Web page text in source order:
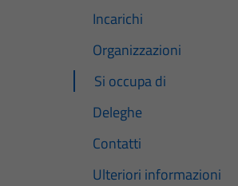
Incarichi
Organizzazioni
Si occupa di
Deleghe
Contatti
Ulteriori informazioni